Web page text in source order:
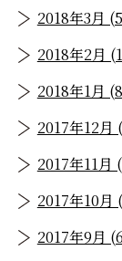
2018年3月
2018年2月
2018年1月
2017年12月
2017年11月
2017年10月
2017年9月